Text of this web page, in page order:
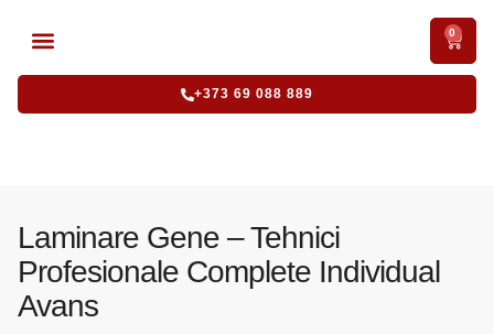
0
+373 69 088 889
Laminare Gene – Tehnici
Profesionale Complete Individual
Avans